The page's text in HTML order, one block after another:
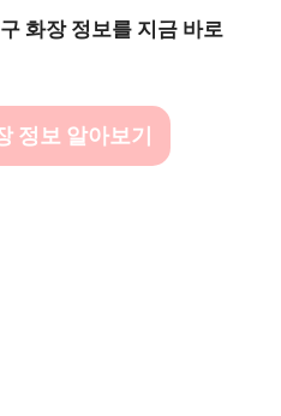
화장 정보를 지금 바로
정보 알아보기